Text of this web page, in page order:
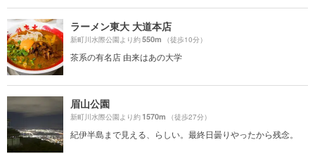
ラーメン東大 大道本店
新町川水際公園より約550m （徒歩10分）
茶系の有名店 由来はあの大学
眉山公園
新町川水際公園より約1570m （徒歩27分）
紀伊半島まで見える、らしい。最終日曇りやったから残念。